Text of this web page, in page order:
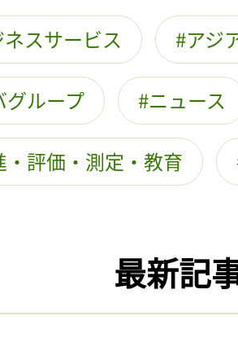
スサービス アジ
グループ ニュース
・評価・測定・教育
最新記